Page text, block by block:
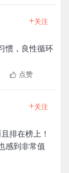
+关注
惯，良性循环
点赞
+关注
排在榜上！
感到非常值